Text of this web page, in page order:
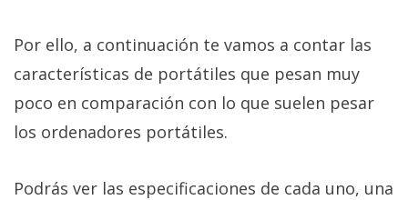
Por ello, a continuación te vamos a contar las
características de portátiles que pesan muy
poco en comparación con lo que suelen pesar
los ordenadores portátiles.
Podrás ver las especificaciones de cada uno, una